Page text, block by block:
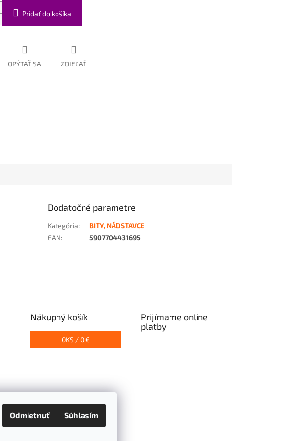
Odmietnuť Súhlasím
Pridať do košíka
OPÝTAŤ SA ZDIEĽAŤ
Dodatočné parametre
Kategória:
BITY, NÁDSTAVCE
EAN: 5907704431695
Nákupný košík
0KS / 0 €
Prijímame online
platby